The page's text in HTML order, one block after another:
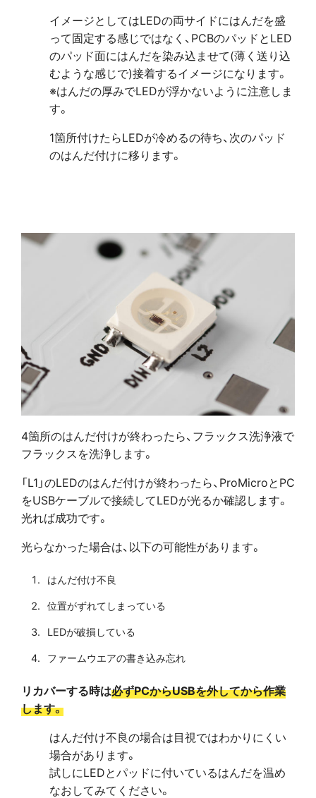
イメージとしてはLEDの両サイドにはんだを盛
って固定する感じではなく、PCBのパッドとLED
のパッド面にはんだを染み込ませて(薄く送り込
むような感じで)接着するイメージになります。
※はんだの厚みでLEDが浮かないように注意しま
す。
1箇所付けたらLEDが冷めるの待ち、次のパッド
のはんだ付けに移ります。
4箇所のはんだ付けが終わったら、フラックス洗浄液で
フラックスを洗浄します。
「L1」のLEDのはんだ付けが終わったら、ProMicroとPC
をUSBケーブルで接続してLEDが光るか確認します。
光れば成功です。
光らなかった場合は、以下の可能性があります。
はんだ付け不良
位置がずれてしまっている
LEDが破損している
ファームウエアの書き込み忘れ
リカバーする時は必ずPCからUSBを外してから作業
します。
はんだ付け不良の場合は目視ではわかりにくい
場合があります。
試しにLEDとパッドに付いているはんだを温め
なおしてみてください。